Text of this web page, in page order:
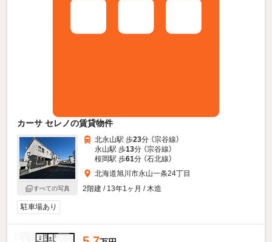
カーサ セレノの賃貸物件
すべての写真
北永山駅 歩23分 （宗谷線）
永山駅 歩13分 （宗谷線）
桜岡駅 歩61分 （石北線）
北海道旭川市永山一条24丁目
2階建 / 13年1ヶ月 / 木造
駐車場あり